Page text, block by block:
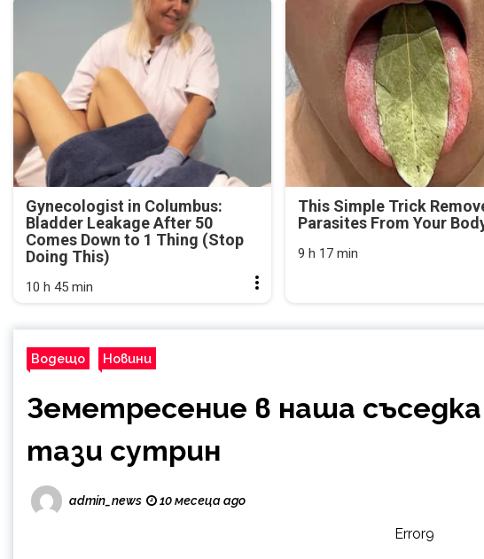
Gynecologist in Columbus:
Bladder Leakage After 50
Comes Down to 1 Thing (Stop
Doing This)
10 h 45 min
This Simple Trick
Parasites From Your
9 h 17 min
Водещо Новини
Земетресение в наша
тази сутрин
admin_news 10 месеца ago
Error9